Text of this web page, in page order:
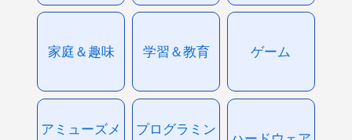
家庭＆趣味 学習＆教育 ゲーム
アミューズメ
プログラミン